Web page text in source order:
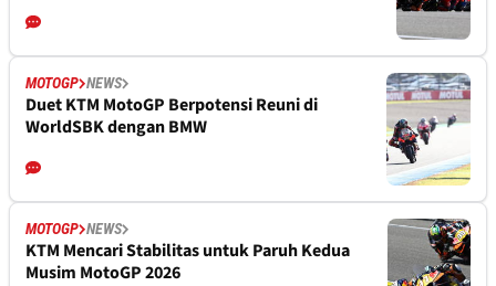
MOTOGP NEWS
Duet KTM MotoGP Berpotensi Reuni di
WorldSBK dengan BMW
MOTOGP NEWS
KTM Mencari Stabilitas untuk Paruh Kedua
Musim MotoGP 2026